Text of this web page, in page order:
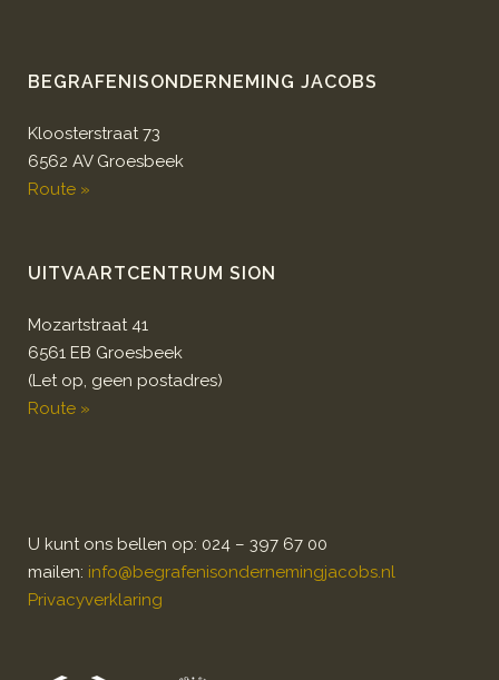
BEGRAFENISONDERNEMING JACOBS
Kloosterstraat 73
6562 AV Groesbeek
Route »
UITVAARTCENTRUM SION
Mozartstraat 41
6561 EB Groesbeek
(Let op, geen postadres)
Route »
U kunt ons bellen op: 024 – 397 67 00
mailen: info@begrafenisondernemingjacobs.nl
Privacyverklaring